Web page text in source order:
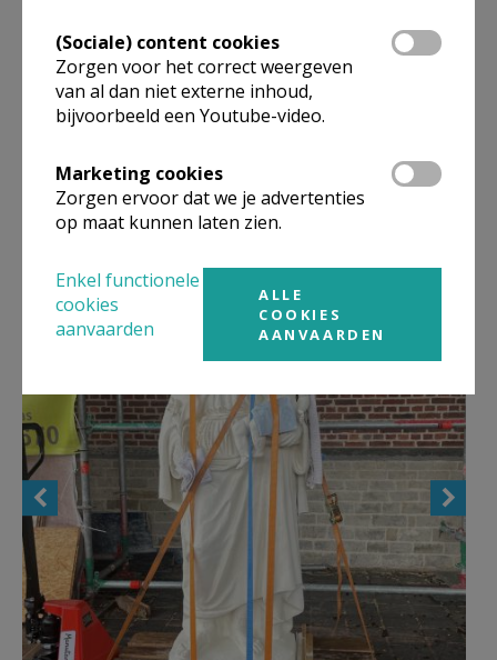
restauratiewerken en kijkt met tevredenheid terug
op een geslaagd project dat ons kerkgebouw
opnieuw een stukje van zijn vroegere glorie heeft
(Sociale) content cookies
Zorgen voor het correct weergeven
van al dan niet externe inhoud,
bijvoorbeeld een Youtube-video.
Marketing cookies
Zorgen ervoor dat we je advertenties
op maat kunnen laten zien.
Enkel functionele
cookies
aanvaarden
ALLE
COOKIES
AANVAARDEN